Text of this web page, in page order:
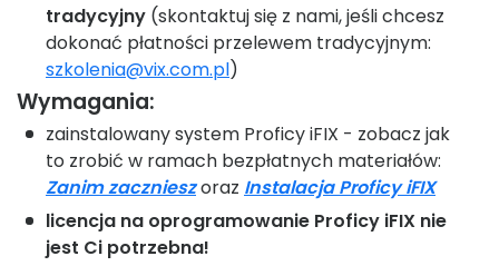
tradycyjny (skontaktuj się z nami, jeśli chcesz
dokonać płatności przelewem tradycyjnym:
szkolenia@vix.com.pl)
Wymagania:
zainstalowany system Proficy iFIX - zobacz jak
to zrobić w ramach bezpłatnych materiałów:
Zanim zacznieszoraz Instalacja Proficy iFIX
licencja na oprogramowanie Proficy iFIX nie
jest Ci potrzebna!